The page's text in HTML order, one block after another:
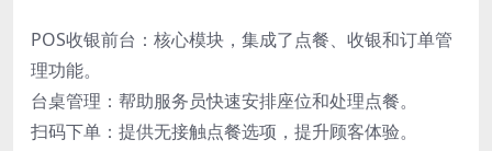
POS收银前台：核心模块，集成了点餐、收银和订单管
理功能。
台桌管理：帮助服务员快速安排座位和处理点餐。
扫码下单：提供无接触点餐选项，提升顾客体验。